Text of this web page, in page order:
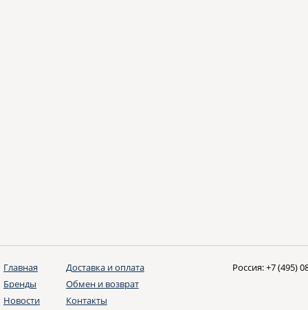
Главная
Бренды
Новости
Доставка и оплата
Обмен и возврат
Контакты
Россия:+7 (495)